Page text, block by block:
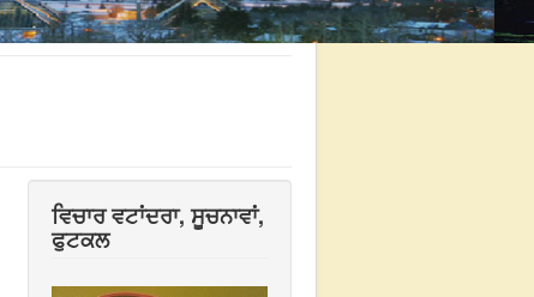
ਵਿਚਾਰ ਵਟਾਂਦਰਾ, ਸੂਚਨਾਵਾਂ,
ਫੁਟਕਲ